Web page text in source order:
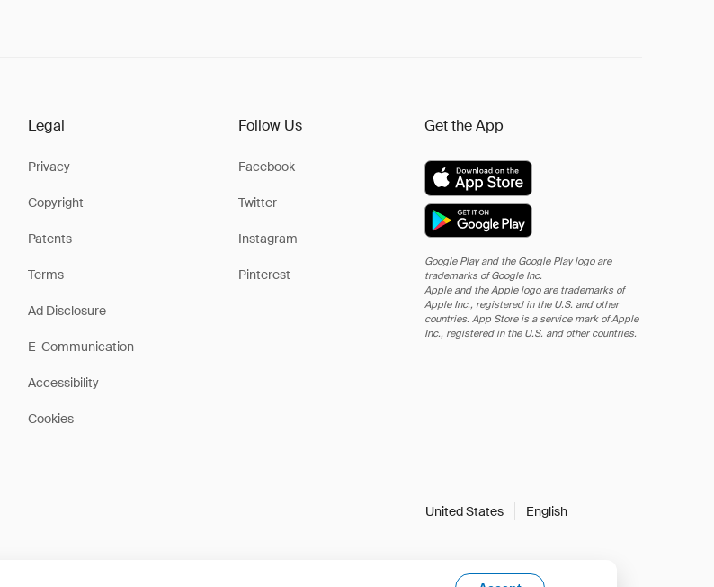
Legal
Privacy
Copyright
Patents
Terms
Ad Disclosure
E-Communication
Accessibility
Cookies
Follow Us
Facebook
Twitter
Instagram
Pinterest
Get the App
Google Play and the Google Play logo are
trademarks of Google Inc.
Apple and the Apple logo are trademarks of
Apple Inc., registered in the U.S. and other
countries. App Store is a service mark of Apple
Inc., registered in the U.S. and other countries.
United States English